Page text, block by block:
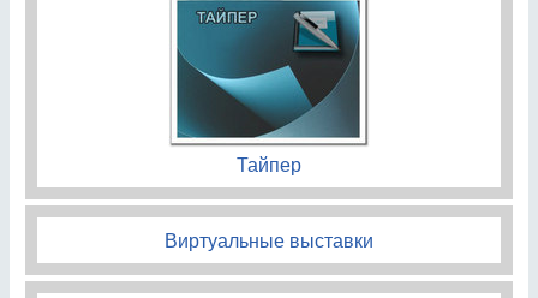
Тайпер
Виртуальные выставки